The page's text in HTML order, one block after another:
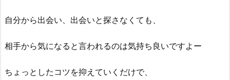
自分から出会い、出会いと探さなくても、
相手から気になると言われるのは気持ち良いですよー
ちょっとしたコツを抑えていくだけで、